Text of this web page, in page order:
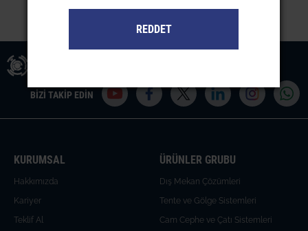
BİZİ TAKİP EDİN
KURUMSAL
Hakkımızda
Kariyer
Teklif Al
ÜRÜNLER GRUBU
Dış Mekan Çözümleri
Tente ve Gölge Sistemleri
Cam Cephe ve Çatı Sistemleri
REDDET